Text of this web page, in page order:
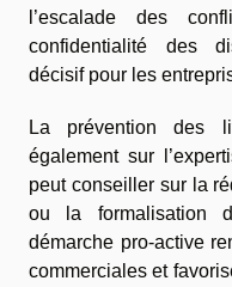
l’escalade des
confidentialité des
décisif pour les
La prévention des
également sur
peut conseiller sur la
ou la formalisation
démarche pro-active
commerciales et